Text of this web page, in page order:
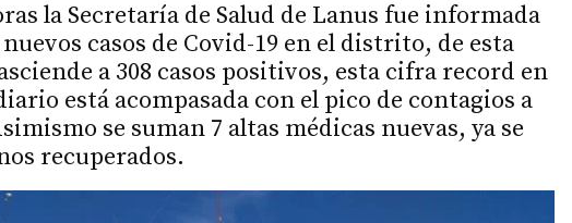
la Secretaría de Salud de Lanus fue informada
nuevos casos de Covid-19 en el distrito, de esta
a 308 casos positivos, esta cifra record en
está acompasada con el pico de contagios a
se suman 7 altas médicas nuevas, ya se
recuperados.